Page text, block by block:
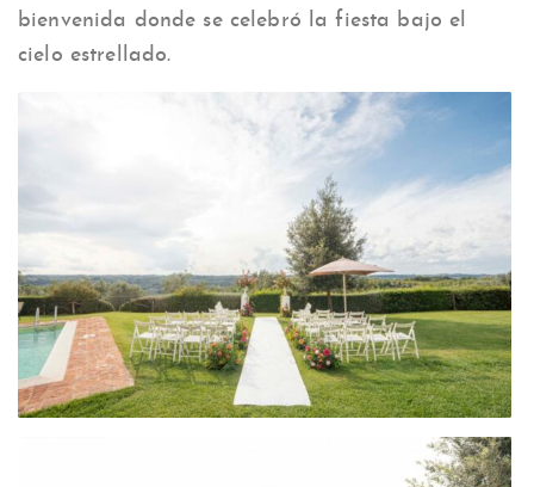
bienvenida donde se celebró la fiesta bajo el
cielo estrellado.